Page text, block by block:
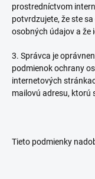
prostredníctvom
potvrdzujete, že ste
osobných údajov a že
3. Správca je
podmienok ochrany
internetových
mailovú adresu, ktorú
Tieto podmienky